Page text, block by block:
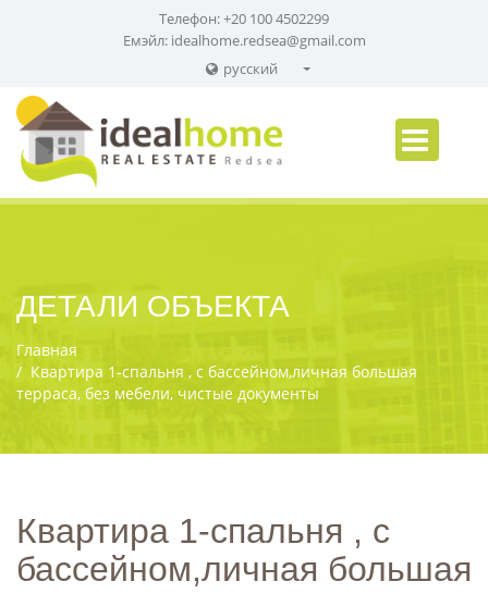
Телефон: +20 100 4502299
Емэйл: idealhome.redsea@gmail.com
русский
Russian
ДЕТАЛИ ОБЪЕКТА
Главная
Квартира 1-спальня , с бассейном,личная большая
терраса, без мебели, чистые документы
Квартира 1-спальня , с
бассейном,личная большая